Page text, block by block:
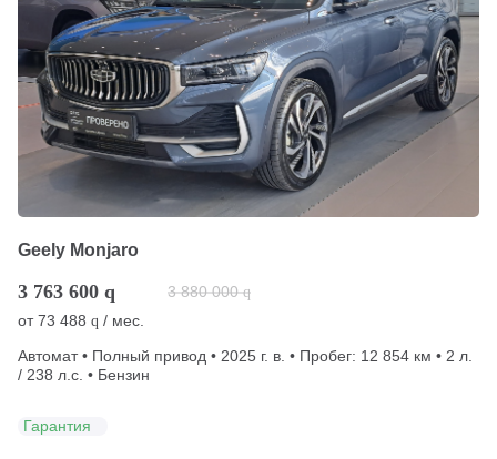
Geely Monjaro
3 763 600 q 3 880 000 q
от73 488 q / мес.
Автомат • Полный привод • 2025 г. в. • Пробег: 12 854 км • 2 л.
/ 238 л.с. • Бензин
Гарантия